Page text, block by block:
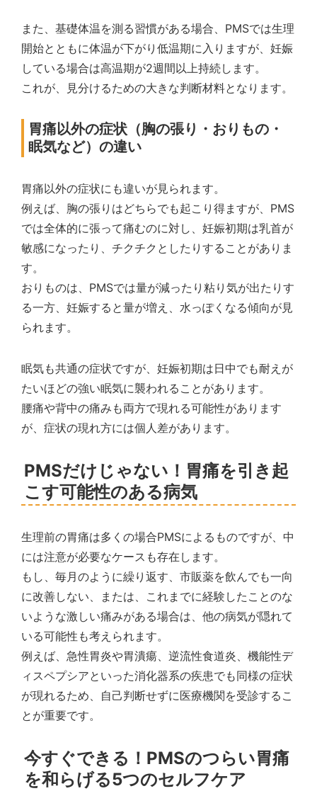
また、基礎体温を測る習慣がある場合、PMSでは生理
開始とともに体温が下がり低温期に入りますが、妊娠
している場合は高温期が2週間以上持続します。
これが、見分けるための大きな判断材料となります。
胃痛以外の症状（胸の張り・おりもの・
眠気など）の違い
胃痛以外の症状にも違いが見られます。
例えば、胸の張りはどちらでも起こり得ますが、PMS
では全体的に張って痛むのに対し、妊娠初期は乳首が
敏感になったり、チクチクとしたりすることがありま
す。
おりものは、PMSでは量が減ったり粘り気が出たりす
る一方、妊娠すると量が増え、水っぽくなる傾向が見
られます。
眠気も共通の症状ですが、妊娠初期は日中でも耐えが
たいほどの強い眠気に襲われることがあります。
腰痛や背中の痛みも両方で現れる可能性があります
が、症状の現れ方には個人差があります。
PMSだけじゃない！胃痛を引き起
こす可能性のある病気
生理前の胃痛は多くの場合PMSによるものですが、中
には注意が必要なケースも存在します。
もし、毎月のように繰り返す、市販薬を飲んでも一向
に改善しない、または、これまでに経験したことのな
いような激しい痛みがある場合は、他の病気が隠れて
いる可能性も考えられます。
例えば、急性胃炎や胃潰瘍、逆流性食道炎、機能性デ
ィスペプシアといった消化器系の疾患でも同様の症状
が現れるため、自己判断せずに医療機関を受診するこ
とが重要です。
今すぐできる！PMSのつらい胃痛
を和らげる5つのセルフケア